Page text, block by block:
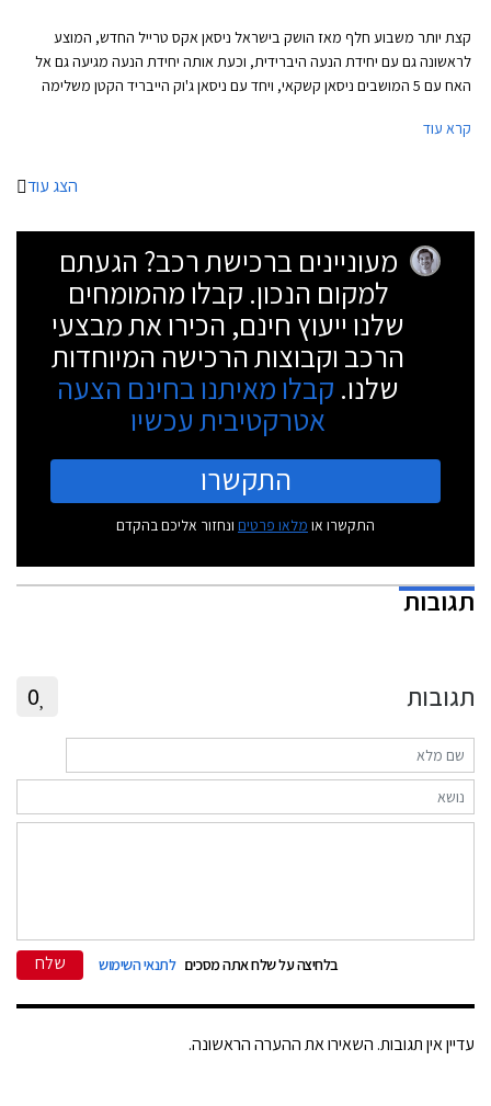
קצת יותר משבוע חלף מאז הושק בישראל ניסאן אקס טרייל החדש, המוצע
לראשונה גם עם יחידת הנעה היברידית, וכעת אותה יחידת הנעה מגיעה גם אל
האח עם 5 המושבים ניסאן קשקאי, ויחד עם ניסאן ג'וק הייבריד הקטן משלימה
עם מנוע חשמלי חזק ומנוע טורבו בנזין המשמש כגנרטור, וכעת הגרסה
הייבריד המוכרות למעט גריל קדמי שחלקו אטום, ותגי e-Power על הדלתות
הקדמיות ועל דלת תא המטען. מחירו של ניסאן קשקאי הייבריד יקר ב- 28,000
₪ ביחס לגרסאות המיילד הייבריד ברמת אבזור מקבילה, פער שיהיה קשה מאוד
לכסות באמצעות החסכון בדלק.
קרא עוד
הצג עוד
מעוניינים ברכישת רכב? הגעתם
למקום הנכון. קבלו מהמומחים
שלנו ייעוץ חינם, הכירו את מבצעי
הרכב וקבוצות הרכישה המיוחדות
שלנו. קבלו מאיתנו בחינם הצעה
אטרקטיבית עכשיו
התקשרו
התקשרו או מלאו פרטים ונחזור אליכם בהקדם
תגובות
תגובות 0
בלחיצה על שלח אתה מסכים לתנאי השימוש שלח
עדיין אין תגובות. השאירו את ההערה הראשונה.